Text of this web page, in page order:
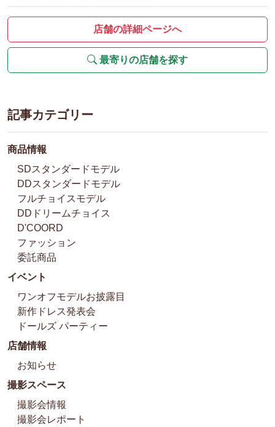
店舗の詳細ページへ
最寄りの店舗を探す
記事カテゴリー
商品情報
SDスタンダードモデル
DDスタンダードモデル
フルチョイスモデル
DDドリームチョイス
D'COORD
ファッション
委託商品
イベント
ワンオフモデルお披露目
新作ドレス発表会
ドールズ パーティー
店舗情報
お知らせ
撮影スペース
撮影会情報
撮影会レポート